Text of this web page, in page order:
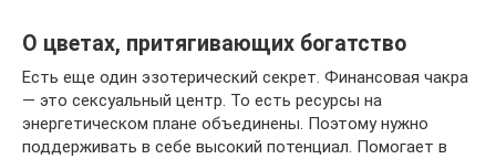
О цветах, притягивающих богатство
Есть еще один эзотерический секрет. Финансовая чакра
— это сексуальный центр. То есть ресурсы на
энергетическом плане объединены. Поэтому нужно
поддерживать в себе высокий потенциал. Помогает в